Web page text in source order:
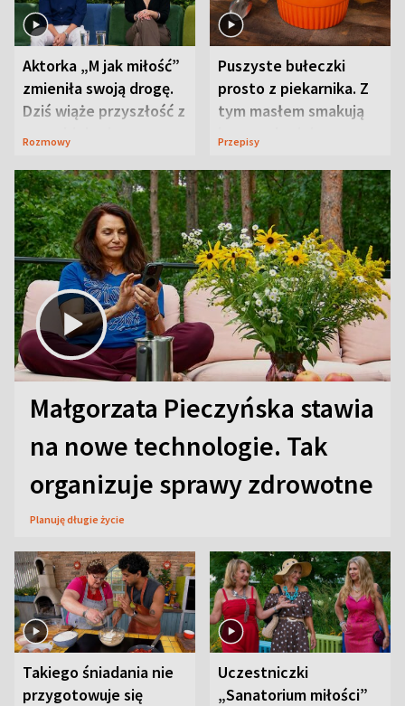
Aktorka „M jak miłość”
zmieniła swoją drogę.
Dziś wiąże przyszłość z
neurobiologią
Rozmowy
Puszyste bułeczki
prosto z piekarnika. Z
tym masłem smakują
jeszcze lepiej
Przepisy
Małgorzata Pieczyńska stawia
na nowe technologie. Tak
organizuje sprawy zdrowotne
Planuję długie życie
Takiego śniadania nie
przygotowuje się
Uczestniczki
„Sanatorium miłości”